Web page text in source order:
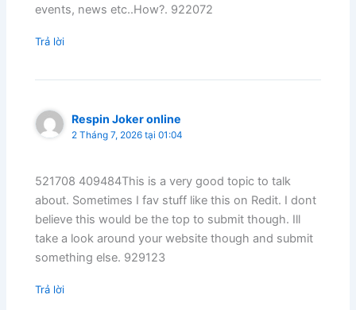
events, news etc..How?. 922072
Trả lời
Respin Joker online
2 Tháng 7, 2026 tại 01:04
521708 409484This is a very good topic to talk
about. Sometimes I fav stuff like this on Redit. I dont
believe this would be the top to submit though. Ill
take a look around your website though and submit
something else. 929123
Trả lời